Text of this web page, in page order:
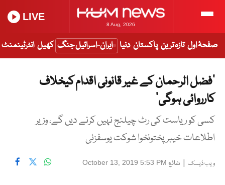
8 Aug, 2026
LIVE
صفحۂ اول تازہ ترین پاکستان دنیا ایران-اسرائیل جنگ کھیل انٹرٹینمنٹ
’فضل الرحمان کے غیر قانونی اقدام کیخلاف
کارروائی ہوگی‘
کسی کو ریاست کی رٹ چیلنج نہیں کرنے دیں گے، وزیر
اطلاعات خیبرپختونخوا شوکت یوسفزئی
ویب ڈیسک | شائع October 13, 2019 5:53 PM